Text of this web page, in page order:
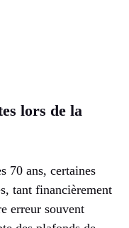
lors de la
70 ans, certaines
tant financièrement
erreur souvent